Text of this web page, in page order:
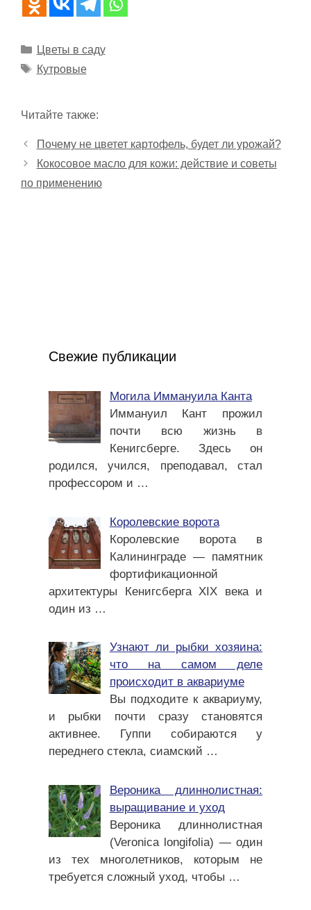
Рубрики
Цветы в саду
Метки
Кутровые
Читайте также:
Почему не цветет картофель, будет ли урожай?
Кокосовое масло для кожи: действие и советы
по применению
Свежие публикации
Могила Иммануила Канта
Иммануил Кант прожил
почти всю жизнь в
Кенигсберге. Здесь он
родился, учился, преподавал, стал
профессором и …
Королевские ворота
Королевские ворота в
Калининграде — памятник
фортификационной
архитектуры Кенигсберга XIX века и
один из …
Узнают ли рыбки хозяина:
что на самом деле
происходит в аквариуме
Вы подходите к аквариуму,
и рыбки почти сразу становятся
активнее. Гуппи собираются у
переднего стекла, сиамский …
Вероника длиннолистная:
выращивание и уход
Вероника длиннолистная
(Veronica longifolia) — один
из тех многолетников, которым не
требуется сложный уход, чтобы …